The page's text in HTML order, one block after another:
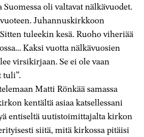
oli valtavat nälkävuodet.
Juhannuskirkkoon
tuleekin kesä. Ruoho viheriää
Kaksi vuotta nälkävuosien
virsikirjaan. Se ei ole vaan
tuli”.
Matti Rönkää samassa
kentältä asiaa katsellessani
entiseltä uutistoimittajalta kirkon
siitä, mitä kirkossa pitäisi